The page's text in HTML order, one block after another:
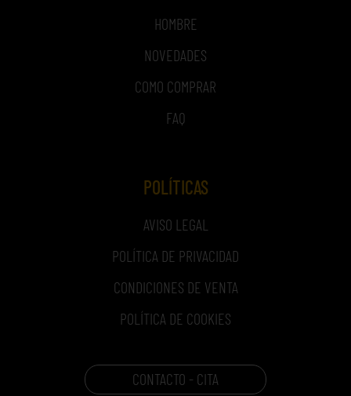
HOMBRE
NOVEDADES
COMO COMPRAR
FAQ
POLÍTICAS
AVISO LEGAL
POLÍTICA DE PRIVACIDAD
CONDICIONES DE VENTA
POLÍTICA DE COOKIES
CONTACTO - CITA